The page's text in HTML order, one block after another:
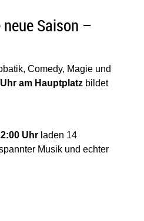
Saison –
Comedy, Magie und
am Hauptplatz bildet
Uhr laden 14
Musik und echter